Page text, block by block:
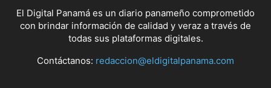
El Digital Panamá es un diario panameño comprometido
con brindar información de calidad y veraz a través de
todas sus plataformas digitales.
Contáctanos: redaccion@eldigitalpanama.com